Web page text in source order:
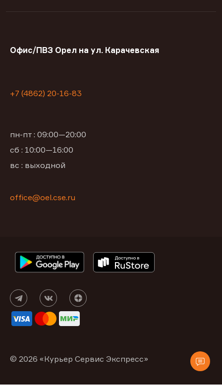
Офис/ПВЗ Орел на ул. Карачевская
+7 (4862) 20-16-83
пн-пт : 09:00—20:00
сб : 10:00—16:00
вс : выходной
office@oel.cse.ru
© 2026 «Курьер Сервис Экспресс»